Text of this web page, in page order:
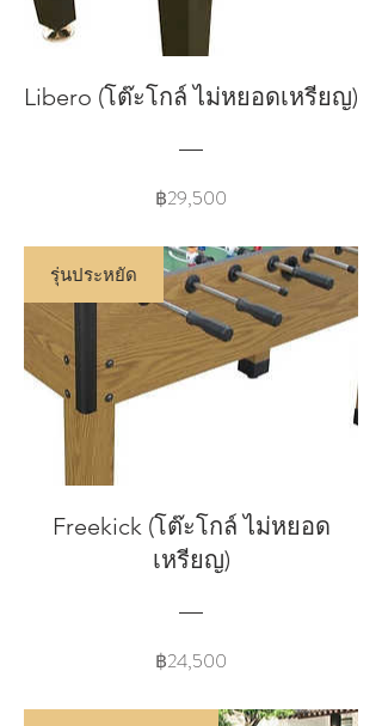
Libero (โต๊ะโกล์ ไม่หยอดเหรียญ)
฿29,500
รุ่นประหยัด
Freekick (โต๊ะโกล์ ไม่หยอด
เหรียญ)
฿24,500